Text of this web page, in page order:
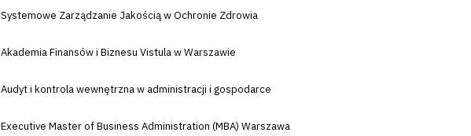
Systemowe Zarządzanie Jakością w Ochronie Zdrowia
Akademia Finansów i Biznesu Vistula w Warszawie
Audyt i kontrola wewnętrzna w administracji i gospodarce
Executive Master of Business Administration (MBA) Warszawa